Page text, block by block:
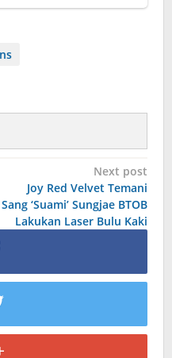
Next post
Joy Red Velvet Temani
Sang ‘Suami’ Sungjae BTOB
Lakukan Laser Bulu Kaki